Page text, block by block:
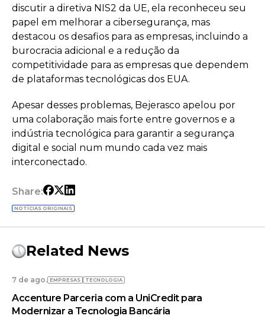
discutir a diretiva NIS2 da UE, ela reconheceu seu
papel em melhorar a cibersegurança, mas
destacou os desafios para as empresas, incluindo a
burocracia adicional e a redução da
competitividade para as empresas que dependem
de plataformas tecnológicas dos EUA.
Apesar desses problemas, Bejerasco apelou por
uma colaboração mais forte entre governos e a
indústria tecnológica para garantir a segurança
digital e social num mundo cada vez mais
interconectado.
Share:
NOTÍCIAS ORIGINAIS
Related News
7 de ago. EMPRESAS TECNOLOGIA
Accenture Parceria com a UniCredit para
Modernizar a Tecnologia Bancária